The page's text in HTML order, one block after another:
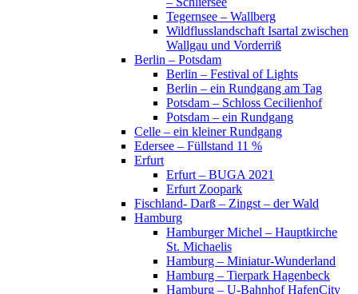
Tegernsee – Wallberg
Wildflusslandschaft Isartal zwischen
Wallgau und Vorderriß
Berlin – Potsdam
Berlin – Festival of Lights
Berlin – ein Rundgang am Tag
Potsdam – Schloss Cecilienhof
Potsdam – ein Rundgang
Celle – ein kleiner Rundgang
Edersee – Füllstand 11 %
Erfurt
Erfurt – BUGA 2021
Erfurt Zoopark
Fischland- Darß – Zingst – der Wald
Hamburg
Hamburger Michel – Hauptkirche
St. Michaelis
Hamburg – Miniatur-Wunderland
Hamburg – Tierpark Hagenbeck
Hamburg – U-Bahnhof HafenCity